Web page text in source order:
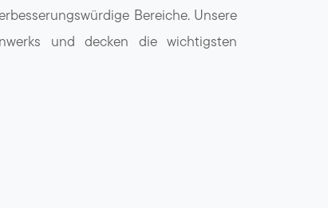
Bereiche. Unsere
und decken die wichtigsten